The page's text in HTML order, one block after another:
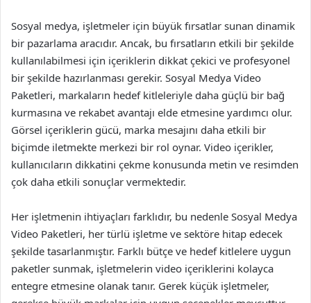
Sosyal medya, işletmeler için büyük fırsatlar sunan dinamik
bir pazarlama aracıdır. Ancak, bu fırsatların etkili bir şekilde
kullanılabilmesi için içeriklerin dikkat çekici ve profesyonel
bir şekilde hazırlanması gerekir. Sosyal Medya Video
Paketleri, markaların hedef kitleleriyle daha güçlü bir bağ
kurmasına ve rekabet avantajı elde etmesine yardımcı olur.
Görsel içeriklerin gücü, marka mesajını daha etkili bir
biçimde iletmekte merkezi bir rol oynar. Video içerikler,
kullanıcıların dikkatini çekme konusunda metin ve resimden
çok daha etkili sonuçlar vermektedir.
Her işletmenin ihtiyaçları farklıdır, bu nedenle Sosyal Medya
Video Paketleri, her türlü işletme ve sektöre hitap edecek
şekilde tasarlanmıştır. Farklı bütçe ve hedef kitlelere uygun
paketler sunmak, işletmelerin video içeriklerini kolayca
entegre etmesine olanak tanır. Gerek küçük işletmeler,